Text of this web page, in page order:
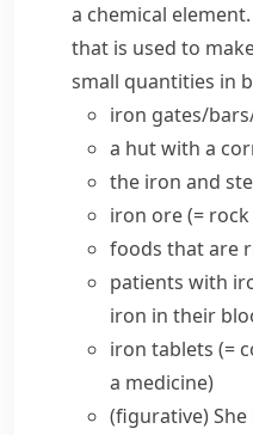
a chemical element.
that is used to
small quantities in
iron gates/
a hut with a
the iron and
iron ore(=
foods that are
patients with
iron in their
iron tablets (=
a medicine)
(figurative)